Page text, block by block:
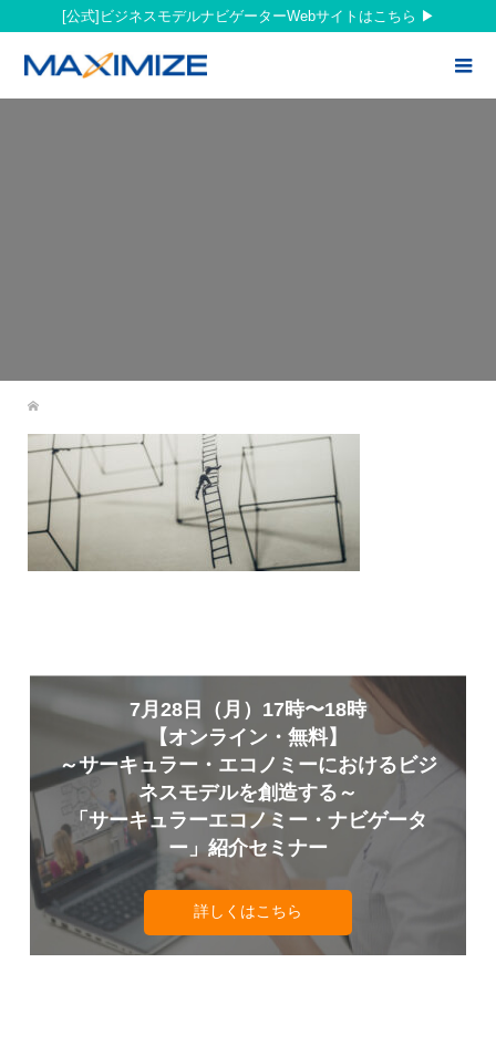
[公式]ビジネスモデルナビゲーターWebサイトはこちら
7月28日（月）17時〜18時
【オンライン・無料】
～サーキュラー・エコノミーにおけるビジ
ネスモデルを創造する～
「サーキュラーエコノミー・ナビゲータ
ー」紹介セミナー
詳しくはこちら